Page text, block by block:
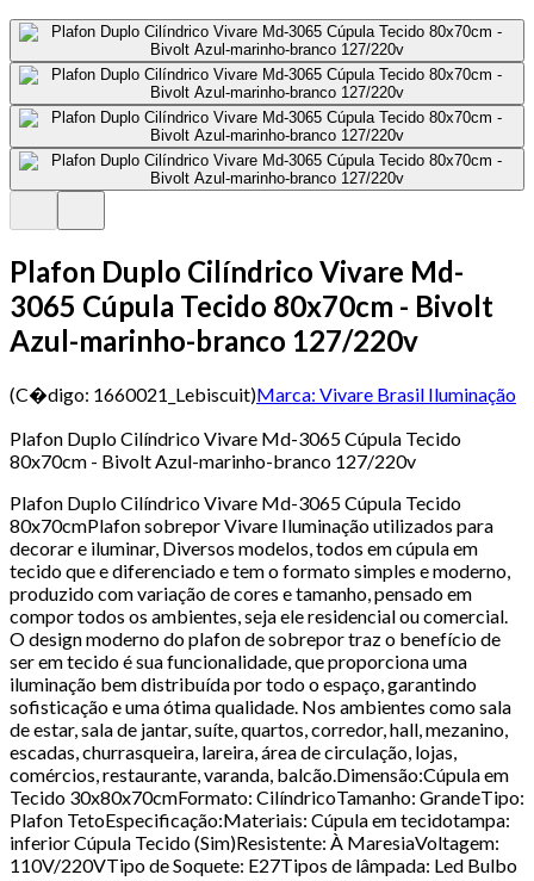
Plafon Duplo Cilíndrico Vivare Md-
3065 Cúpula Tecido 80x70cm - Bivolt
Azul-marinho-branco 127/220v
(C�digo: 1660021_Lebiscuit)Marca: Vivare Brasil Iluminação
Plafon Duplo Cilíndrico Vivare Md-3065 Cúpula Tecido
80x70cm - Bivolt Azul-marinho-branco 127/220v
Plafon Duplo Cilíndrico Vivare Md-3065 Cúpula Tecido
80x70cmPlafon sobrepor Vivare Iluminação utilizados para
decorar e iluminar, Diversos modelos, todos em cúpula em
tecido que e diferenciado e tem o formato simples e moderno,
produzido com variação de cores e tamanho, pensado em
compor todos os ambientes, seja ele residencial ou comercial.
O design moderno do plafon de sobrepor traz o benefício de
ser em tecido é sua funcionalidade, que proporciona uma
iluminação bem distribuída por todo o espaço, garantindo
sofisticação e uma ótima qualidade. Nos ambientes como sala
de estar, sala de jantar, suíte, quartos, corredor, hall, mezanino,
escadas, churrasqueira, lareira, área de circulação, lojas,
comércios, restaurante, varanda, balcão.Dimensão:Cúpula em
Tecido 30x80x70cmFormato: CilíndricoTamanho: GrandeTipo:
Plafon TetoEspecificação:Materiais: Cúpula em tecidotampa:
inferior Cúpula Tecido (Sim)Resistente: À MaresiaVoltagem:
110V/220VTipo de Soquete: E27Tipos de lâmpada: Led Bulbo